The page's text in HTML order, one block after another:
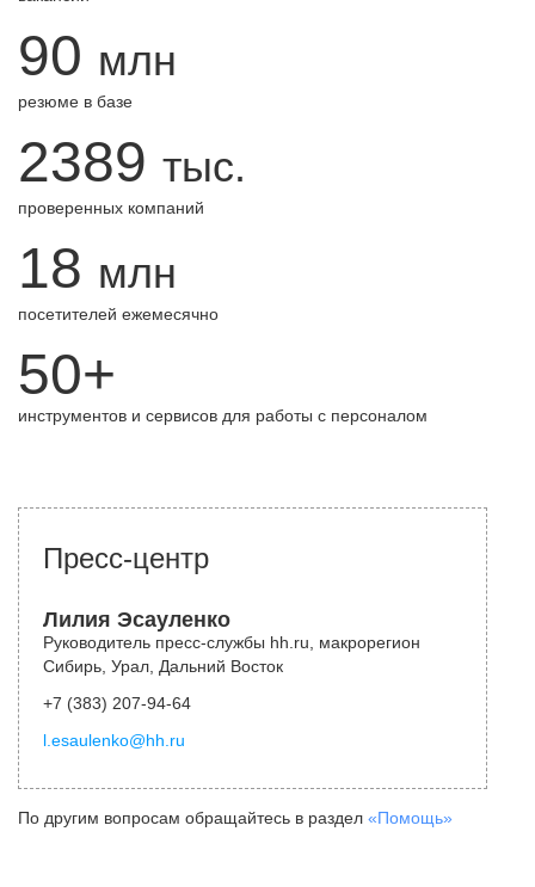
90 млн
резюме в базе
2389 тыс.
проверенных компаний
18 млн
посетителей ежемесячно
50+
инструментов и сервисов для работы с персоналом
Пресс-центр
Лилия Эсауленко
Руководитель пресс-службы hh.ru, макрорегион
Сибирь, Урал, Дальний Восток
+7 (383) 207-94-64
l.esaulenko@hh.ru
По другим вопросам обращайтесь в раздел «Помощь»